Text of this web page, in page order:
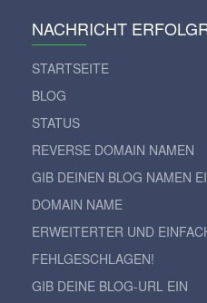
NACHRICHT
STARTSEITE
BLOG
STATUS
REVERSE DOMAIN NAMEN
GIB DEINEN BLOG NAMEN
DOMAIN NAME
ERWEITERTER UND
FEHLGESCHLAGEN!
GIB DEINE BLOG-URL EIN